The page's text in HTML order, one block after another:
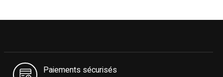
Paiements sécurisés